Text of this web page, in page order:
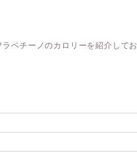
ペチーノのカロリーを紹介してお